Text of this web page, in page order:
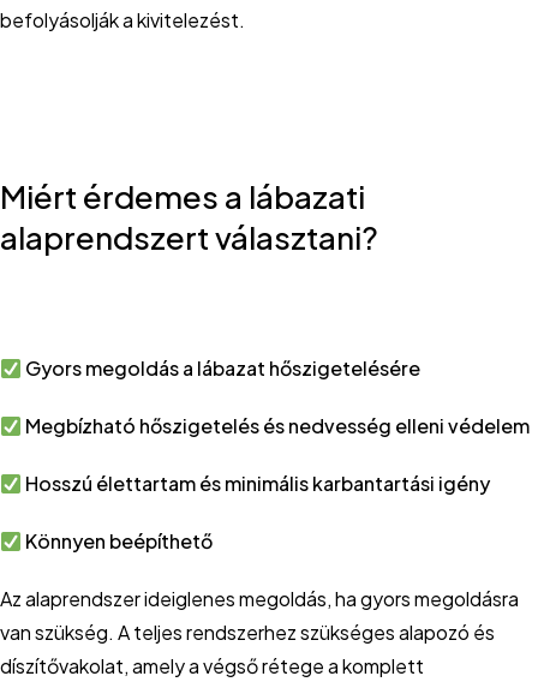
befolyásolják a kivitelezést.
Miért érdemes a lábazati
alaprendszert választani?
Gyors megoldás a lábazat hőszigetelésére
Megbízható hőszigetelés és nedvesség elleni védelem
Hosszú élettartam és minimális karbantartási igény
Könnyen beépíthető
Az alaprendszer ideiglenes megoldás, ha gyors megoldásra
van szükség. A teljes rendszerhez szükséges alapozó és
díszítővakolat, amely a végső rétege a komplett